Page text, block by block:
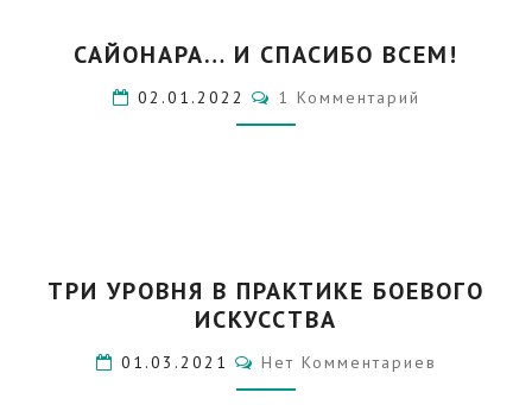
И
ВСЕМ!
САЙОНАРА… И СПАСИБО ВСЕМ!
02.01.2022 Комментарии
1 Комментарий
УРОВНЯ
В
БОЕВОГО
ИСКУССТВА
ТРИ УРОВНЯ В ПРАКТИКЕ БОЕВОГО
ИСКУССТВА
01.03.2021 Комментарии
Нет Комментариев